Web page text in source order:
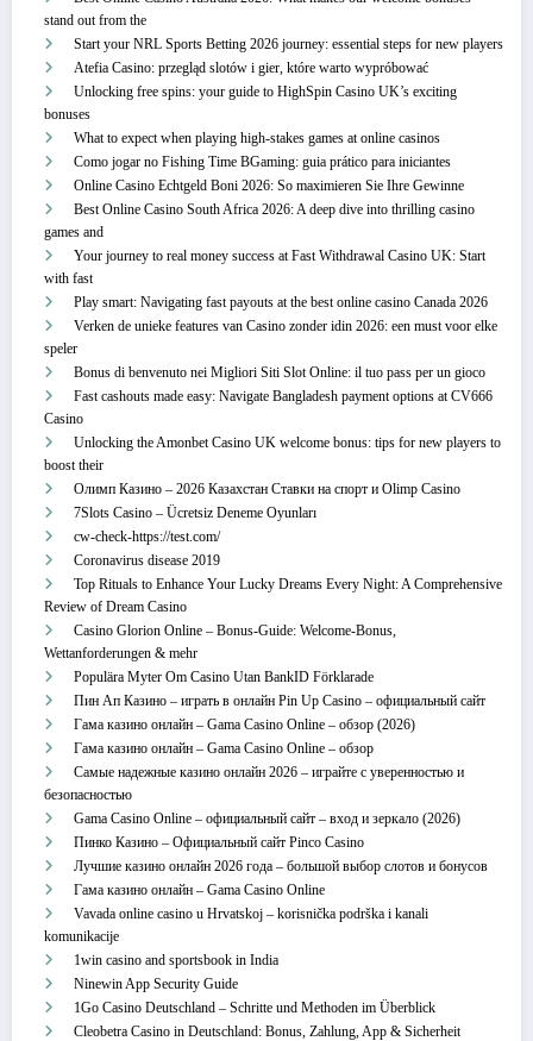
stand out from the
Start your NRL Sports Betting 2026 journey: essential steps for new players
Atefia Casino: przegląd slotów i gier, które warto wypróbować
Unlocking free spins: your guide to HighSpin Casino UK’s exciting
bonuses
What to expect when playing high-stakes games at online casinos
Como jogar no Fishing Time BGaming: guia prático para iniciantes
Online Casino Echtgeld Boni 2026: So maximieren Sie Ihre Gewinne
Best Online Casino South Africa 2026: A deep dive into thrilling casino
games and
Your journey to real money success at Fast Withdrawal Casino UK: Start
with fast
Play smart: Navigating fast payouts at the best online casino Canada 2026
Verken de unieke features van Casino zonder idin 2026: een must voor elke
speler
Bonus di benvenuto nei Migliori Siti Slot Online: il tuo pass per un gioco
Fast cashouts made easy: Navigate Bangladesh payment options at CV666
Casino
Unlocking the Amonbet Casino UK welcome bonus: tips for new players to
boost their
Олимп Казино – 2026 Казахстан Ставки на спорт и Olimp Casino
7Slots Casino – Ücretsiz Deneme Oyunları
cw-check-https://test.com/
Coronavirus disease 2019
Top Rituals to Enhance Your Lucky Dreams Every Night: A Comprehensive
Review of Dream Casino
Casino Glorion Online – Bonus‑Guide: Welcome‑Bonus,
Wettanforderungen & mehr
Populära Myter Om Casino Utan BankID Förklarade
Пин Ап Казино – играть в онлайн Pin Up Casino – официальный сайт
Гама казино онлайн – Gama Casino Online – обзор (2026)
Гама казино онлайн – Gama Casino Online – обзор
Самые надежные казино онлайн 2026 – играйте с уверенностью и
безопасностью
Gama Casino Online – официальный сайт – вход и зеркало (2026)
Пинко Казино – Официальный сайт Pinco Casino
Лучшие казино онлайн 2026 года – большой выбор слотов и бонусов
Гама казино онлайн – Gama Casino Online
Vavada online casino u Hrvatskoj – korisnička podrška i kanali
komunikacije
1win casino and sportsbook in India
Ninewin App Security Guide
1Go Casino Deutschland – Schritte und Methoden im Überblick
Cleobetra Casino in Deutschland: Bonus, Zahlung, App & Sicherheit